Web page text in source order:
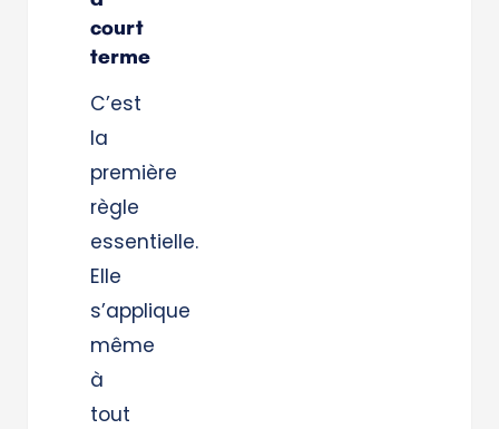
court
terme
C’est
la
première
règle
essentielle.
Elle
s’applique
même
à
tout